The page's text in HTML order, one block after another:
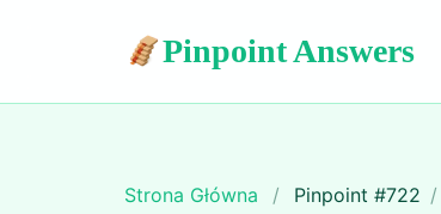
Pinpoint Answers
Strona Główna / Pinpoint #722 /